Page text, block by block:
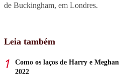
de Buckingham, em Londres.
Leia também
Como os laços de Harry e
2022